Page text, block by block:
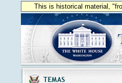
This is historical material,